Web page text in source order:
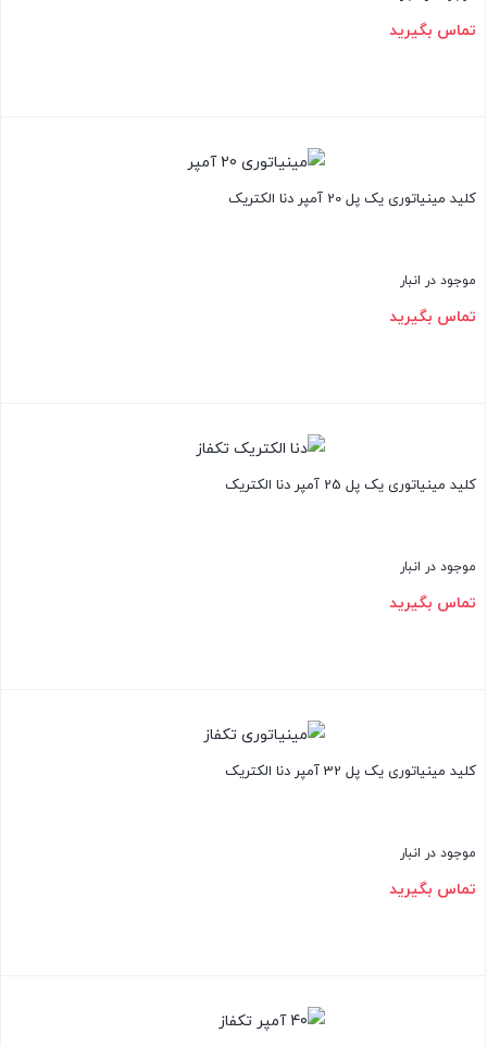
تماس بگیرید
کلید مینیاتوری یک پل 20 آمپر دنا الکتریک
موجود در انبار
تماس بگیرید
کلید مینیاتوری یک پل 25 آمپر دنا الکتریک
موجود در انبار
تماس بگیرید
کلید مینیاتوری یک پل 32 آمپر دنا الکتریک
موجود در انبار
تماس بگیرید